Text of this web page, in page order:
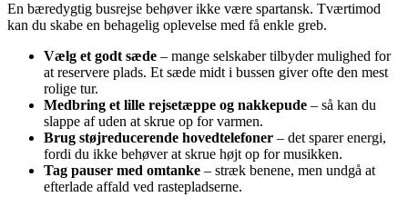
En bæredygtig busrejse behøver ikke være spartansk. Tværtimod
kan du skabe en behagelig oplevelse med få enkle greb.
Vælg et godt sæde – mange selskaber tilbyder mulighed for
at reservere plads. Et sæde midt i bussen giver ofte den mest
rolige tur.
Medbring et lille rejsetæppe og nakkepude – så kan du
slappe af uden at skrue op for varmen.
Brug støjreducerende hovedtelefoner – det sparer energi,
fordi du ikke behøver at skrue højt op for musikken.
Tag pauser med omtanke – stræk benene, men undgå at
efterlade affald ved rastepladserne.